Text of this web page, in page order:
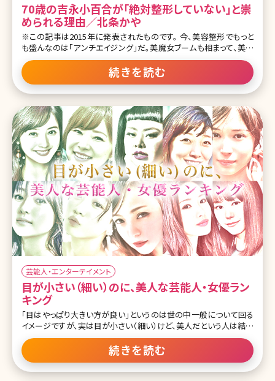
70歳の吉永小百合が「絶対整形していない」と崇
められる理由／北条かや
※この記事は2015年に発表されたものです。 今、美容整形でもっと
も盛んなのは「アンチエイジング」だ。美魔女ブームも相まって、美容
整形マーケットは中高年世代に熱い眼差しを向ける。そんな女性た
ちもおののく美しさを保っているのが、女優の吉永小百合（御年70）。
彼女のファンが「サユリスト」と呼ばれ、タモリをはじめ芸能界にも信
奉者が多いことは周知の事実だが、70歳にしてあの美を保つ秘訣は
んらかの手を加える必要があるはずだが、吉永小百合からは一切
「整形疑惑」が出ない。今回はそんな彼女の、底知れぬ美しさについ
て考えてみる。 目次 「絶対整形していないと思う30歳以上の女性芸
能人」3位に吉永小百合 中村うさぎ氏が指摘した「吉永小百合は絶
対、整形してる」 「上品
続きを読む
芸能人・エンターテイメント
目が小さい（細い）のに、美人な芸能人・女優ラン
キング
「目はやっぱり大きい方が良い」というのは世の中一般について回る
イメージですが、実は目が小さい（細い）けど、美人だという人は結構
いるものです。むしろそのことが、よりその人を魅力的に見せること
も。 はっきりしすぎた印象の目元を小さめの優しい目元にするには
埋没法で奥二重にするという方法があります。また、目頭切開によっ
てきつくなった目元は蒙古ヒダ形成で癒し系の目元に戻すことも可
続きを読む